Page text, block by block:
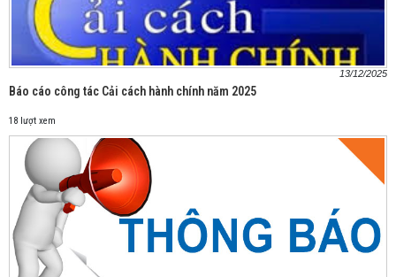
13/12/2025
Báo cáo công tác Cải cách hành chính năm 2025
18 lượt xem